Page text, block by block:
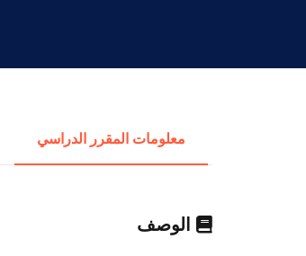
معلومات المقرر الدراسي
الوصف